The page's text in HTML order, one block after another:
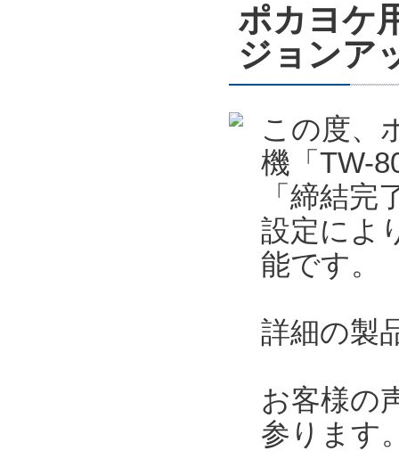
ポカヨケ
ジョンア
この度、
機「TW-
「締結
設定によ
能です。
詳細の製
お客様の
参ります